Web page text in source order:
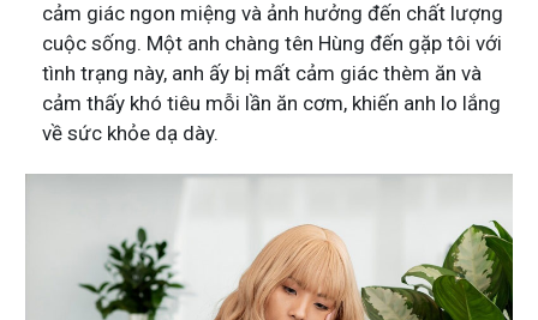
cảm giác ngon miệng và ảnh hưởng đến chất lượng
cuộc sống. Một anh chàng tên Hùng đến gặp tôi với
tình trạng này, anh ấy bị mất cảm giác thèm ăn và
cảm thấy khó tiêu mỗi lần ăn cơm, khiến anh lo lắng
về sức khỏe dạ dày.